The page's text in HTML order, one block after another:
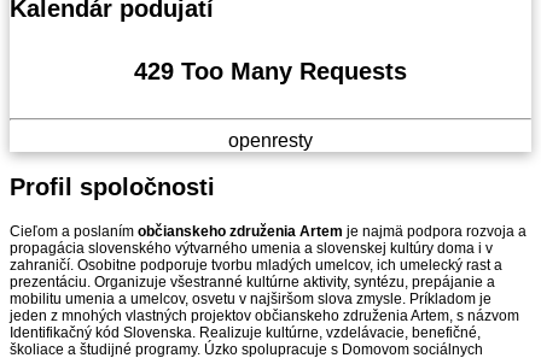
Kalendár podujatí
429 Too Many Requests
openresty
Profil spoločnosti
Cieľom a poslaním občianskeho združenia Artem je najmä podpora rozvoja a
propagácia slovenského výtvarného umenia a slovenskej kultúry doma i v
zahraničí. Osobitne podporuje tvorbu mladých umelcov, ich umelecký rast a
prezentáciu. Organizuje všestranné kultúrne aktivity, syntézu, prepájanie a
mobilitu umenia a umelcov, osvetu v najširšom slova zmysle. Príkladom je
jeden z mnohých vlastných projektov občianskeho združenia Artem, s názvom
Identifikačný kód Slovenska. Realizuje kultúrne, vzdelávacie, benefičné,
školiace a študijné programy. Úzko spolupracuje s Domovom sociálnych